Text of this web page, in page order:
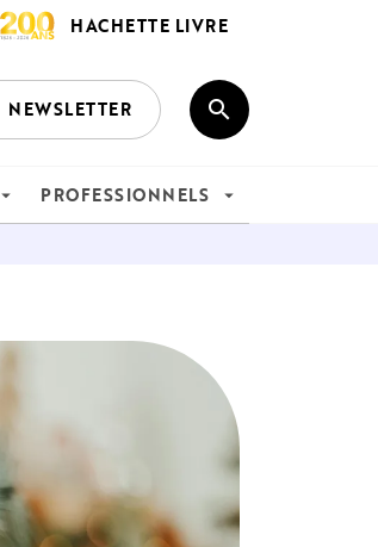
HACHETTE LIVRE
NEWSLETTER search
arrow_drop_down PROFESSIONNELS arrow_drop_down